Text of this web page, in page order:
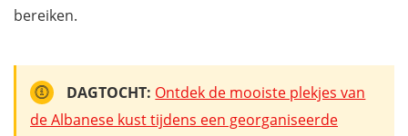
bereiken.
DAGTOCHT: Ontdek de mooiste plekjes van
de Albanese kust tijdens een georganiseerde